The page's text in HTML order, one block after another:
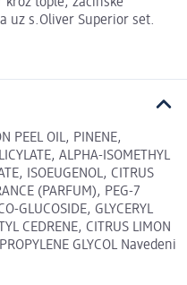
uz s.Oliver Superior set.
PEEL OIL, PINENE,
ALPHA-ISOMETHYL
ISOEUGENOL, CITRUS
(PARFUM), PEG-7
GLUCOSIDE, GLYCERYL
CEDRENE, CITRUS LIMON
GLYCOL Navedeni